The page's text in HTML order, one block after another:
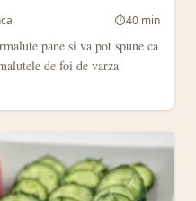
⏱40 min
pane si va pot spune ca
de foi de varza